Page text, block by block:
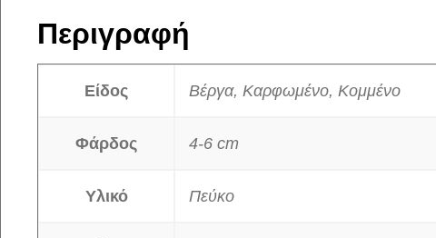
Περιγραφή
Είδος Βέργα, Καρφωμένο, Κομμένο
Φάρδος 4-6 cm
Υλικό Πεύκο